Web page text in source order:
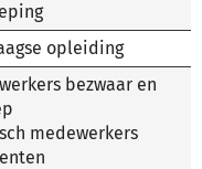
opleiding
bezwaar en
medewerkers